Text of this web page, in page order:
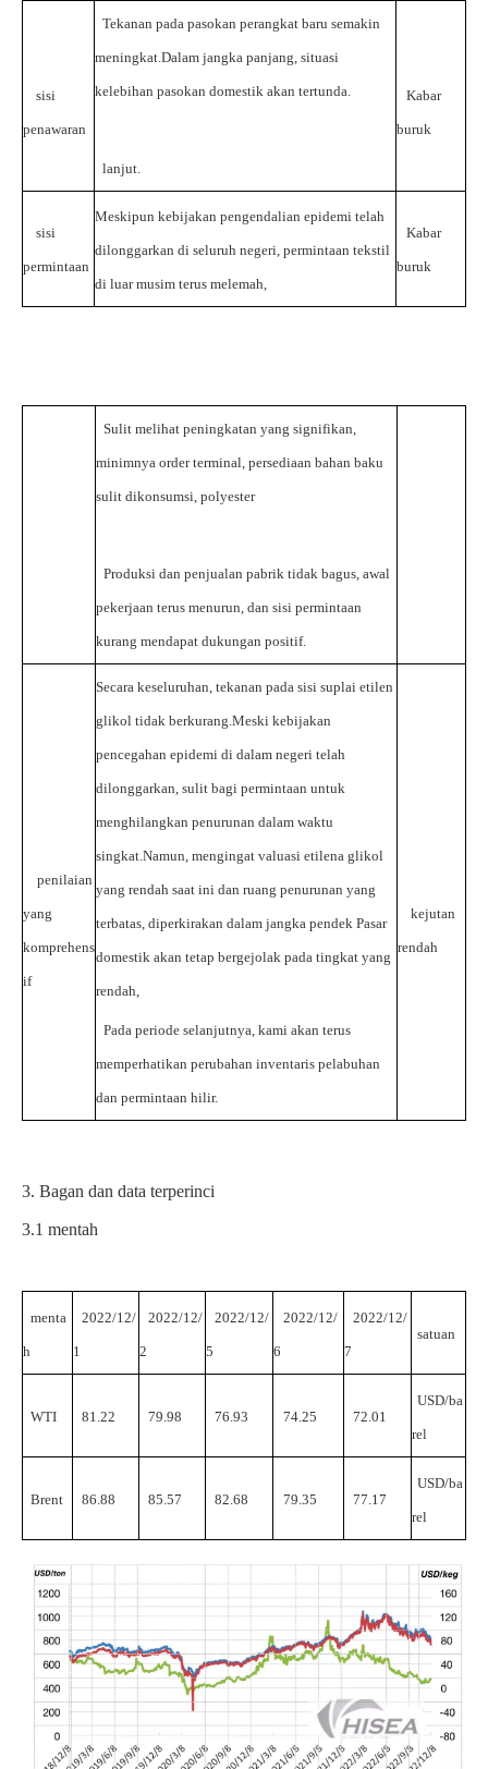
sisi
penawaran
Tekanan pada pasokan perangkat baru semakin
meningkat.Dalam jangka panjang, situasi
kelebihan pasokan domestik akan tertunda.
lanjut.
Kabar
buruk
sisi
permintaan
Meskipun kebijakan pengendalian epidemi telah
dilonggarkan di seluruh negeri, permintaan tekstil
di luar musim terus melemah,
Kabar
buruk
Sulit melihat peningkatan yang signifikan,
minimnya order terminal, persediaan bahan baku
sulit dikonsumsi, polyester
Produksi dan penjualan pabrik tidak bagus, awal
pekerjaan terus menurun, dan sisi permintaan
kurang mendapat dukungan positif.
penilaian
yang
komprehens
if
Secara keseluruhan, tekanan pada sisi suplai etilen
glikol tidak berkurang.Meski kebijakan
pencegahan epidemi di dalam negeri telah
dilonggarkan, sulit bagi permintaan untuk
menghilangkan penurunan dalam waktu
singkat.Namun, mengingat valuasi etilena glikol
yang rendah saat ini dan ruang penurunan yang
terbatas, diperkirakan dalam jangka pendek Pasar
domestik akan tetap bergejolak pada tingkat yang
rendah,
Pada periode selanjutnya, kami akan terus
memperhatikan perubahan inventaris pelabuhan
dan permintaan hilir.
kejutan
rendah
3. Bagan dan data terperinci
3.1 mentah
menta
h
2022/12/
1
2022/12/
2
2022/12/
5
2022/12/
6
2022/12/
7
satuan
WTI 81.22 79.98 76.93 74.25 72.01
USD/ba
rel
Brent 86.88 85.57 82.68 79.35 77.17
USD/ba
rel